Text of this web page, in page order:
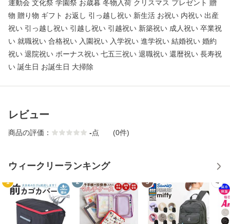
運動会 文化祭 学園祭 お歳暮 冬物入荷 クリスマス プレゼント 贈
物 贈り物 ギフト お返し 引っ越し祝い 新生活 お祝い 内祝い 出産
祝い 引っ越し祝い 引越し祝い 引越祝い 新築祝い 成人祝い 卒業祝
い 就職祝い 合格祝い 入園祝い 入学祝い 進学祝い 結婚祝い 婚約
祝い 退院祝い ボーナス祝い 七五三祝い 退職祝い 還暦祝い 長寿祝
い 誕生日 お誕生日 大掃除
レビュー
商品の評価： -点 (0件)
ウィークリーランキング
1 2 3 4